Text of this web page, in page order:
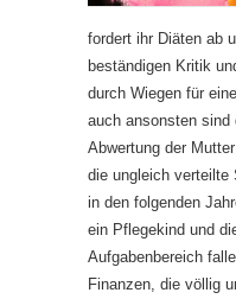
fordert ihr Diäten ab
beständigen Kritik
durch Wiegen für
auch ansonsten
Abwertung der
die ungleich verteilte
in den folgenden
ein Pflegekind und
Aufgabenbereich
Finanzen, die völlig